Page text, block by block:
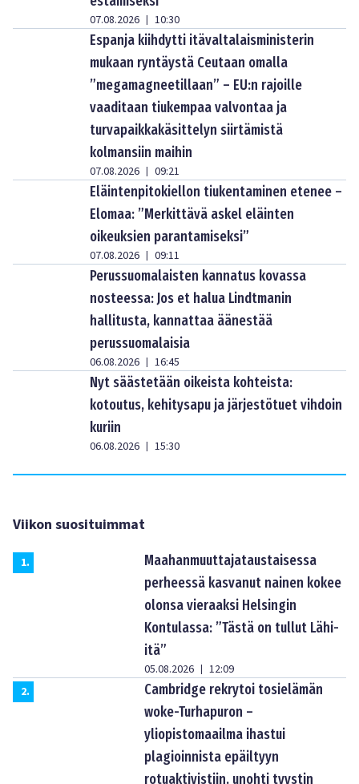
07.08.2026 10:30
Espanja kiihdytti itävaltalaisministerin
mukaan ryntäystä Ceutaan omalla
”megamagneetillaan” – EU:n rajoille
vaaditaan tiukempaa valvontaa ja
turvapaikkakäsittelyn siirtämistä
kolmansiin maihin
07.08.2026 09:21
Eläintenpitokiellon tiukentaminen etenee –
Elomaa: ”Merkittävä askel eläinten
oikeuksien parantamiseksi”
07.08.2026 09:11
Perussuomalaisten kannatus kovassa
nosteessa: Jos et halua Lindtmanin
hallitusta, kannattaa äänestää
perussuomalaisia
06.08.2026 16:45
Nyt säästetään oikeista kohteista:
kotoutus, kehitysapu ja järjestötuet vihdoin
kuriin
06.08.2026 15:30
Viikon suosituimmat
1.
Maahanmuuttajataustaisessa
perheessä kasvanut nainen kokee
olonsa vieraaksi Helsingin
Kontulassa: ”Tästä on tullut Lähi-
itä”
05.08.2026
12:09
2.
Cambridge rekrytoi tosielämän
woke-Turhapuron –
yliopistomaailma ihastui
plagioinnista epäiltyyn
rotuaktivistiin, unohti tyystin